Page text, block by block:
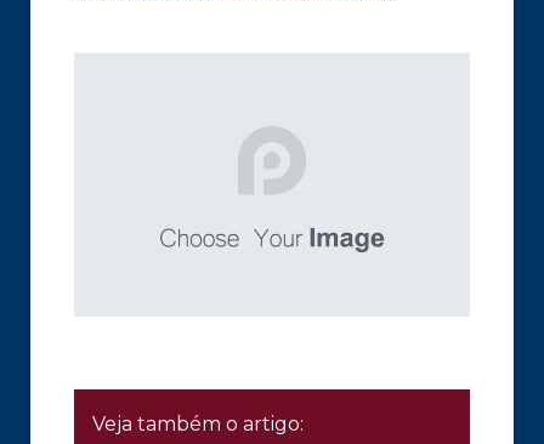
Veja também o artigo: